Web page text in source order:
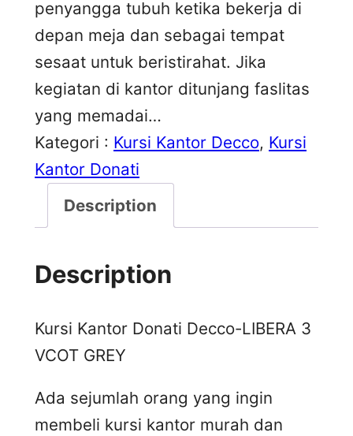
penyangga tubuh ketika bekerja di
depan meja dan sebagai tempat
sesaat untuk beristirahat. Jika
kegiatan di kantor ditunjang faslitas
yang memadai…
Kategori : Kursi Kantor Decco, Kursi
Kantor Donati
Description
Description
Kursi Kantor Donati Decco-LIBERA 3
VCOT GREY
Ada sejumlah orang yang ingin
membeli kursi kantor murah dan